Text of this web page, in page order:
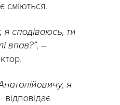
сміються.
я сподіваюсь, ти
впав?”, –
я
відповідає